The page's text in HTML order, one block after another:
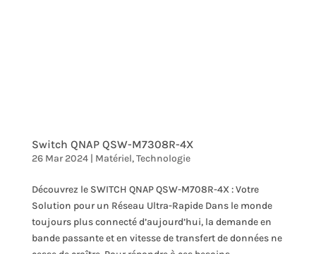
Switch QNAP QSW-M7308R-4X
26 Mar 2024| Matériel,Technologie
Découvrez le SWITCH QNAP QSW-M708R-4X : Votre
Solution pour un Réseau Ultra-Rapide Dans le monde
toujours plus connecté d’aujourd’hui, la demande en
bande passante et en vitesse de transfert de données ne